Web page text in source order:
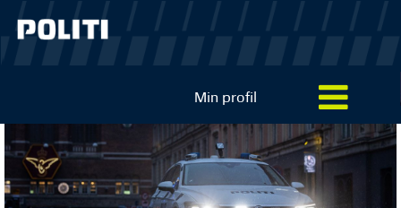
Min profil
og
økonomi